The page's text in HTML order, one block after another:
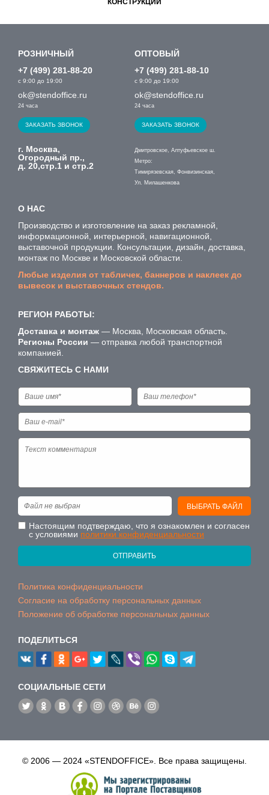
КОНСТРУКЦИИ
РОЗНИЧНЫЙ
+7 (499) 281-88-20
с 9:00 до 19:00
ok@stendoffice.ru
24 часа
ЗАКАЗАТЬ ЗВОНОК
ОПТОВЫЙ
+7 (499) 281-88-10
с 9:00 до 19:00
ok@stendoffice.ru
24 часа
ЗАКАЗАТЬ ЗВОНОК
г. Москва,
Огородный пр.,
д. 20,стр.1 и стр.2
Дмитровское, Алтуфьевское ш.
Метро:
Тимирязевская, Фонвизинская,
Ул. Милашенкова
О НАС
Производство и изготовление на заказ рекламной,
информационной, интерьерной, навигационной,
выставочной продукции. Консультации, дизайн, доставка,
монтаж по Москве и Московской области.
Любые изделия от табличек, баннеров и наклеек до
вывесок и выставочных стендов.
РЕГИОН РАБОТЫ:
Доставка и монтаж — Москва, Московская область.
Регионы России — отправка любой транспортной
компанией.
СВЯЖИТЕСЬ С НАМИ
ВЫБРАТЬ ФАЙЛ
Файл не выбран
Настоящим подтверждаю, что я ознакомлен и согласен
с условиями политики конфиденциальности
ОТПРАВИТЬ
Политика конфиденциальности
Согласие на обработку персональных данных
Положение об обработке персональных данных
ПОДЕЛИТЬСЯ
CОЦИАЛЬНЫЕ СЕТИ
© 2006 — 2024 «STENDOFFICE». Все права защищены.